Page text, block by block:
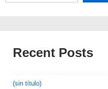
Recent Posts
(sin título)